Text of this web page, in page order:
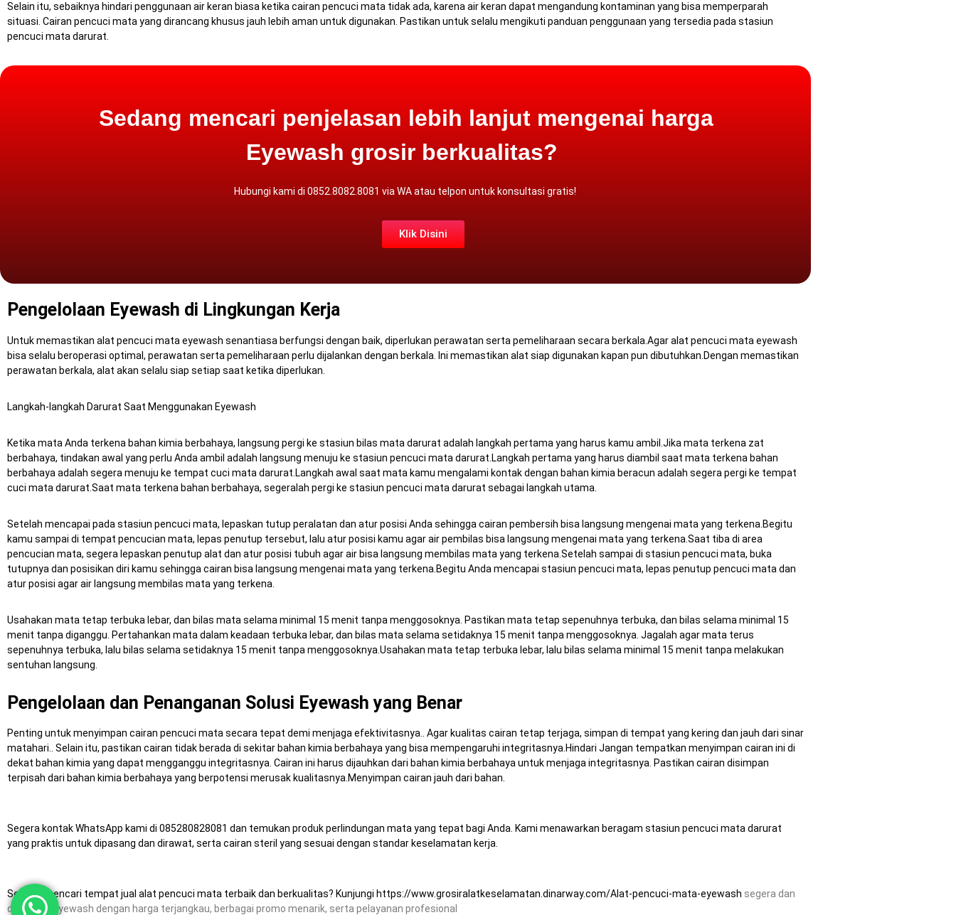
Selain itu, sebaiknya hindari penggunaan air keran biasa ketika cairan pencuci mata tidak ada, karena air keran dapat mengandung kontaminan yang bisa memperparah
situasi. Cairan pencuci mata yang dirancang khusus jauh lebih aman untuk digunakan. Pastikan untuk selalu mengikuti panduan penggunaan yang tersedia pada stasiun
pencuci mata darurat.
Sedang mencari penjelasan lebih lanjut mengenai harga
Eyewash grosir berkualitas?
Hubungi kami di 0852.8082.8081 viaWA atau telpon untuk konsultasi gratis!
Klik Disini
Pengelolaan Eyewash di Lingkungan Kerja
Untuk memastikan alat pencuci mata eyewash senantiasa berfungsi dengan baik, diperlukan perawatan serta pemeliharaan secara berkala.Agar alat pencuci mata eyewash
bisa selalu beroperasi optimal, perawatan serta pemeliharaan perlu dijalankan dengan berkala.
Ini memastikan alat siap digunakan kapan pun dibutuhkan.Dengan memastikan
perawatan berkala, alat akan selalu siap setiap saat ketika diperlukan.
Langkah-langkah Darurat Saat Menggunakan Eyewash
Ketika mata Anda terkena bahan kimia berbahaya, langsung pergi ke stasiun bilas mata darurat adalah langkah pertama yang harus kamu ambil.Jika mata terkena zat
berbahaya, tindakan awal yang perlu Anda ambil adalah langsung menuju ke stasiun pencuci mata darurat.Langkah pertama yang harus diambil saat mata terkena bahan
berbahaya adalah segera menuju ke tempat cuci mata darurat.Langkah awal saat mata kamu mengalami kontak dengan bahan kimia beracun adalah segera pergi ke tempat
cuci mata darurat.Saat mata terkena bahan berbahaya, segeralah pergi ke stasiun pencuci mata darurat sebagai langkah utama.
Setelah mencapai pada stasiun pencuci mata, lepaskan tutup peralatan dan atur posisi Anda sehingga cairan pembersih bisa langsung mengenai mata yang terkena.Begitu
kamu sampai di tempat pencucian mata, lepas penutup tersebut, lalu atur posisi kamu agar air pembilas bisa langsung mengenai mata yang terkena.Saat tiba di area
pencucian mata, segera lepaskan penutup alat dan atur posisi tubuh agar air bisa langsung membilas mata yang terkena.Setelah sampai di stasiun pencuci mata, buka
tutupnya dan posisikan diri kamu sehingga cairan bisa langsung mengenai mata yang terkena.Begitu Anda mencapai stasiun pencuci mata, lepas penutup pencuci mata dan
atur posisi agar air langsung membilas mata yang terkena.
Usahakan mata tetap terbuka lebar, dan bilas mata selama minimal 15 menit tanpa menggosoknya. Pastikan mata tetap sepenuhnya terbuka, dan bilas selama minimal 15
menit tanpa diganggu. Pertahankan mata dalam keadaan terbuka lebar, dan bilas mata selama setidaknya 15 menit tanpa menggosoknya. Jagalah agar mata terus
sepenuhnya terbuka, lalu bilas selama setidaknya 15 menit tanpa menggosoknya.Usahakan mata tetap terbuka lebar, lalu bilas selama minimal 15 menit tanpa melakukan
sentuhan langsung.
Pengelolaan dan Penanganan Solusi Eyewash yang Benar
Penting untuk menyimpan cairan pencuci mata secara tepat demi menjaga efektivitasnya.. Agar kualitas cairan tetap terjaga, simpan di tempat yang kering dan jauh dari sinar
matahari.. Selain itu, pastikan cairan tidak berada di sekitar bahan kimia berbahaya yang bisa mempengaruhi integritasnya.Hindari Jangan tempatkan menyimpan cairan ini di
dekat bahan kimia yang dapat mengganggu integritasnya. Cairan ini harus dijauhkan dari bahan kimia berbahaya untuk menjaga integritasnya. Pastikan cairan disimpan
terpisah dari bahan kimia berbahaya yang berpotensi merusak kualitasnya.Menyimpan cairan jauh dari bahan.
Segera kontak WhatsApp kami di 085280828081 dan temukan produk perlindungan mata yang tepat bagi Anda. Kami menawarkan beragam stasiun pencuci mata darurat
yang praktis untuk dipasang dan dirawat, serta cairan steril yang sesuai dengan standar keselamatan kerja.
Sedang mencari tempat jual alat pencuci mata terbaik dan berkualitas? Kunjungi https://www.grosiralatkeselamatan.dinarway.com/Alat-pencuci-mata-eyewash segera dan
dapatkan eyewash dengan harga terjangkau, berbagai promo menarik, serta pelayanan profesional